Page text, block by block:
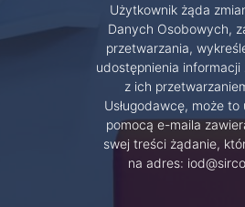
Użytkownik żąda
Danych Osobowych,
przetwarzania,
udostępnienia informacji
z ich
Usługodawcę, może to
pomocą e-maila
swej treści żądanie,
na adres: